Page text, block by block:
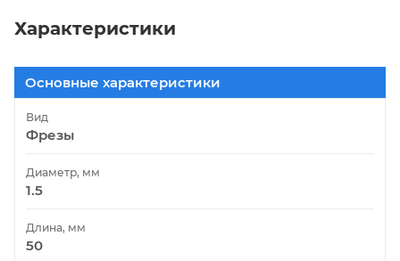
Характеристики
Основные характеристики
Вид
Фрезы
Диаметр, мм
1.5
Длина, мм
50